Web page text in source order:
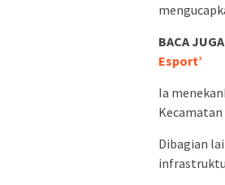
BACA
Esport’
Ia
Dibagian